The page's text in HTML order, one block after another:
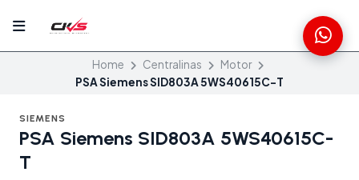
Home Centralinas
Motor
PSA Siemens SID803A 5WS40615C-T
SIEMENS
PSA Siemens SID803A 5WS40615C-
T